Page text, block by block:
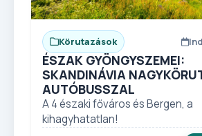
Körutazások
ÉSZAK GYÖNGYSZEMEI:
SKANDINÁVIA
AUTÓBUSSZAL
A 4 északi főváros és Bergen, a
kihagyhatatlan!